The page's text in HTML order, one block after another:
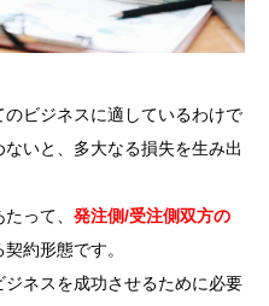
ビジネスに適しているわけで
いと、多大なる損失を生み出
って、 発注側/受注側双方の
約形態です。
ネスを成功させるために必要